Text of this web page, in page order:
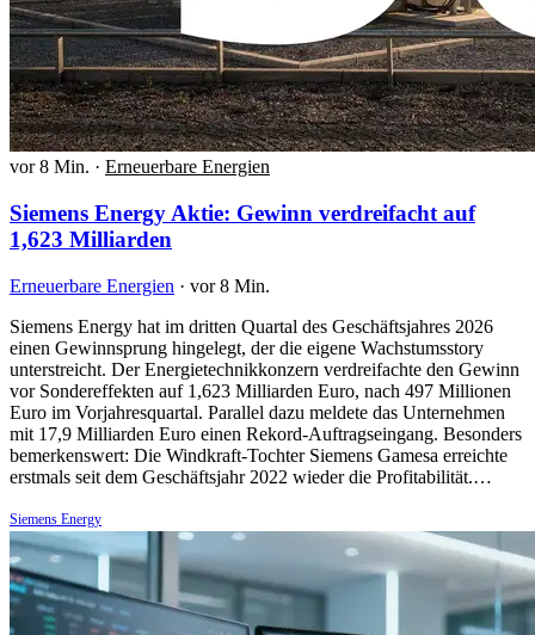
vor 8 Min. · Erneuerbare Energien
Siemens Energy Aktie: Gewinn verdreifacht auf
1,623 Milliarden
Erneuerbare Energien · vor 8 Min.
Siemens Energy hat im dritten Quartal des Geschäftsjahres 2026
einen Gewinnsprung hingelegt, der die eigene Wachstumsstory
unterstreicht. Der Energietechnikkonzern verdreifachte den Gewinn
vor Sondereffekten auf 1,623 Milliarden Euro, nach 497 Millionen
Euro im Vorjahresquartal. Parallel dazu meldete das Unternehmen
mit 17,9 Milliarden Euro einen Rekord-Auftragseingang. Besonders
bemerkenswert: Die Windkraft-Tochter Siemens Gamesa erreichte
erstmals seit dem Geschäftsjahr 2022 wieder die Profitabilität.…
Siemens Energy